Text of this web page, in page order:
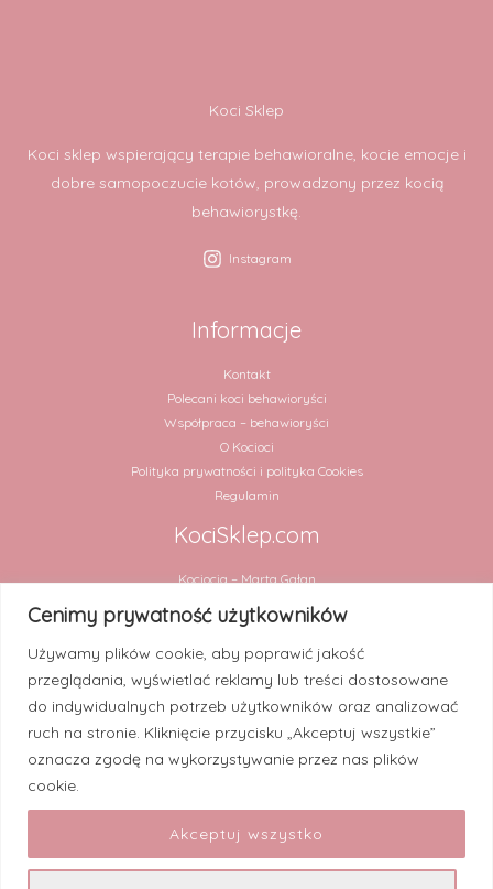
Cenimy prywatność użytkowników
Używamy plików cookie, aby poprawić jakość
przeglądania, wyświetlać reklamy lub treści dostosowane
do indywidualnych potrzeb użytkowników oraz analizować
ruch na stronie. Kliknięcie przycisku „Akceptuj wszystkie”
oznacza zgodę na wykorzystywanie przez nas plików
cookie.
Akceptuj wszystko
Koci Sklep
Koci sklep wspierający terapie behawioralne, kocie emocje i
dobre samopoczucie kotów, prowadzony przez kocią
behawiorystkę.
Instagram
Informacje
Kontakt
Polecani koci behawioryści
Współpraca – behawioryści
O Kocioci
Polityka prywatności i polityka Cookies
Regulamin
KociSklep.com
Kociocia – Marta Gałan
ul. Chmielna 2 lok. 31
00-020 Warszawa
NIP 5252909994
Numer rachunku:
30 1020 4900 0000 8302 3448 2820 (PKO BP)
© 2026 KociSklep.com.